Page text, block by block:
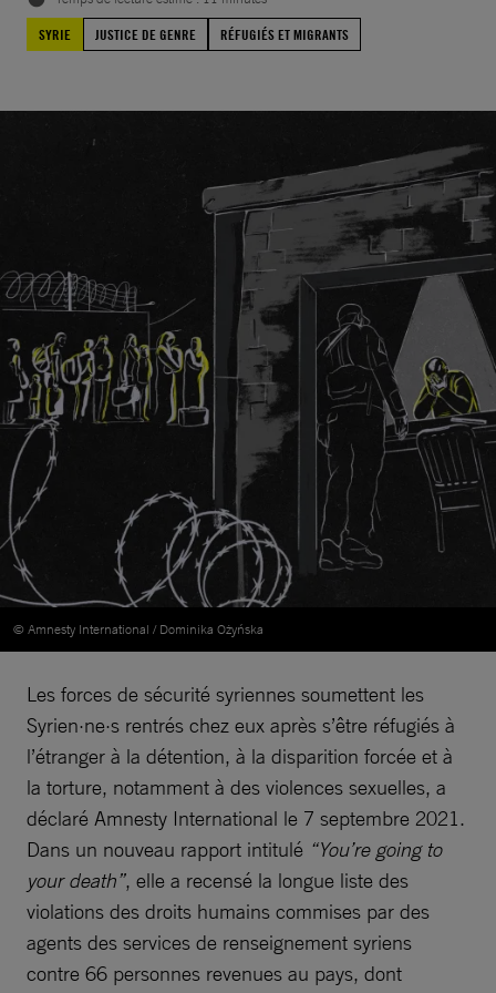
SYRIE
JUSTICE DE GENRE RÉFUGIÉS ET MIGRANTS
© Amnesty International / Dominika Ożyńska
Les forces de sécurité syriennes soumettent les
Syrien·ne·s rentrés chez eux après s’être réfugiés à
l’étranger à la détention, à la disparition forcée et à
la torture, notamment à des violences sexuelles, a
déclaré Amnesty International le 7 septembre 2021.
Dans un nouveau rapport intitulé “You’re going to
your death”, elle a recensé la longue liste des
violations des droits humains commises par des
agents des services de renseignement syriens
contre 66 personnes revenues au pays, dont